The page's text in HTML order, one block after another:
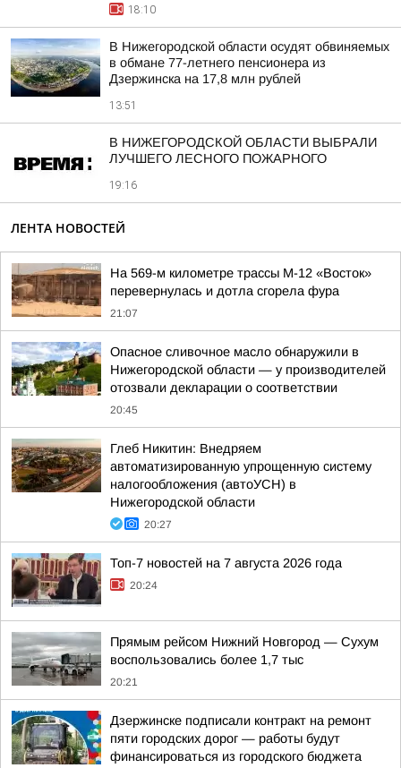
18:10
В Нижегородской области осудят обвиняемых
в обмане 77-летнего пенсионера из
Дзержинска на 17,8 млн рублей
13:51
В НИЖЕГОРОДСКОЙ ОБЛАСТИ ВЫБРАЛИ
ЛУЧШЕГО ЛЕСНОГО ПОЖАРНОГО
19:16
ЛЕНТА НОВОСТЕЙ
На 569-м километре трассы М-12 «Восток»
перевернулась и дотла сгорела фура
21:07
Опасное сливочное масло обнаружили в
Нижегородской области — у производителей
отозвали декларации о соответствии
20:45
Глеб Никитин: Внедряем
автоматизированную упрощенную систему
налогообложения (автоУСН) в
Нижегородской области
20:27
Топ-7 новостей на 7 августа 2026 года
20:24
Прямым рейсом Нижний Новгород — Сухум
воспользовались более 1,7 тыс
20:21
Дзержинске подписали контракт на ремонт
пяти городских дорог — работы будут
финансироваться из городского бюджета